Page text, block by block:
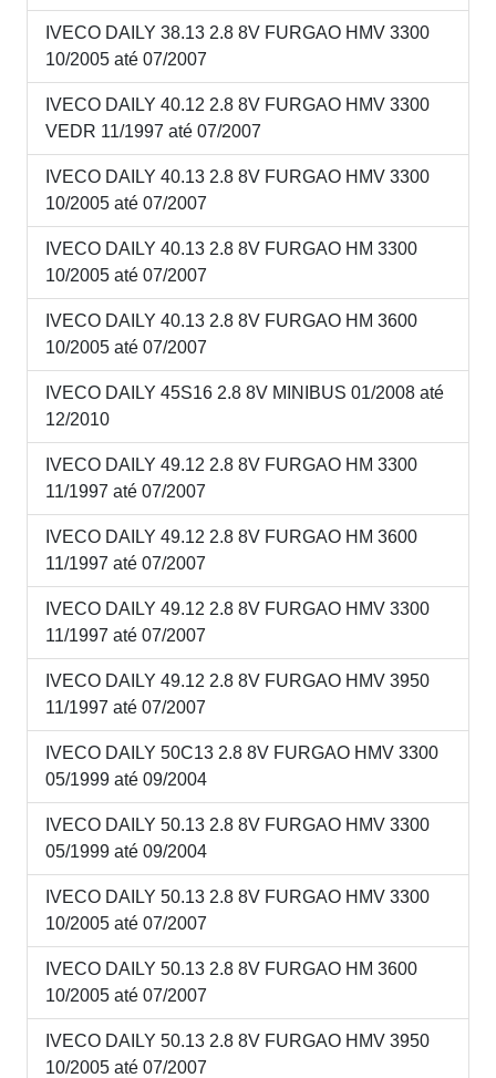
IVECO DAILY 38.13 2.8 8V FURGAO HMV 3300
10/2005 até 07/2007
IVECO DAILY 40.12 2.8 8V FURGAO HMV 3300
VEDR 11/1997 até 07/2007
IVECO DAILY 40.13 2.8 8V FURGAO HMV 3300
10/2005 até 07/2007
IVECO DAILY 40.13 2.8 8V FURGAO HM 3300
10/2005 até 07/2007
IVECO DAILY 40.13 2.8 8V FURGAO HM 3600
10/2005 até 07/2007
IVECO DAILY 45S16 2.8 8V MINIBUS 01/2008 até
12/2010
IVECO DAILY 49.12 2.8 8V FURGAO HM 3300
11/1997 até 07/2007
IVECO DAILY 49.12 2.8 8V FURGAO HM 3600
11/1997 até 07/2007
IVECO DAILY 49.12 2.8 8V FURGAO HMV 3300
11/1997 até 07/2007
IVECO DAILY 49.12 2.8 8V FURGAO HMV 3950
11/1997 até 07/2007
IVECO DAILY 50C13 2.8 8V FURGAO HMV 3300
05/1999 até 09/2004
IVECO DAILY 50.13 2.8 8V FURGAO HMV 3300
05/1999 até 09/2004
IVECO DAILY 50.13 2.8 8V FURGAO HMV 3300
10/2005 até 07/2007
IVECO DAILY 50.13 2.8 8V FURGAO HM 3600
10/2005 até 07/2007
IVECO DAILY 50.13 2.8 8V FURGAO HMV 3950
10/2005 até 07/2007